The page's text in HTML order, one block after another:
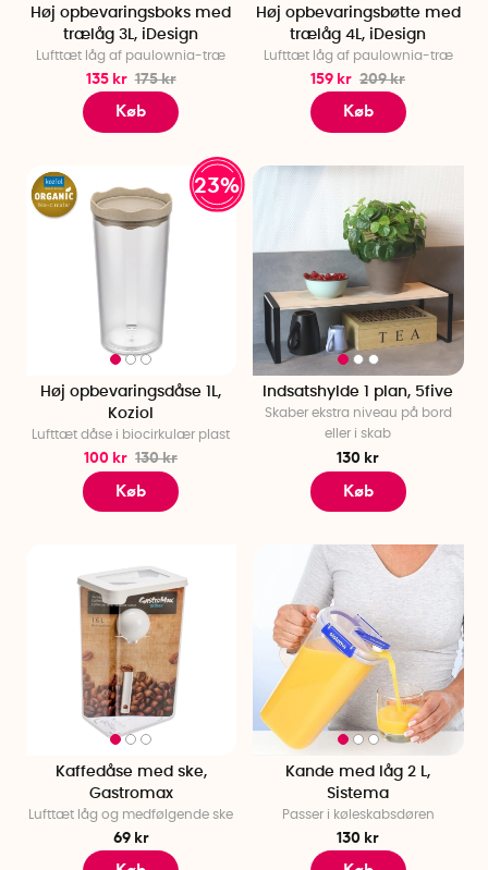
Høj opbevaringsboks med
trælåg 3L, iDesign
Lufttæt låg af paulownia-træ
135 kr 175 kr
Køb
Høj opbevaringsbøtte med
trælåg 4L, iDesign
Lufttæt låg af paulownia-træ
159 kr 209 kr
Køb
23%
Høj opbevaringsdåse 1L,
Koziol
Lufttæt dåse i biocirkulær plast
100 kr 130 kr
Køb
Indsatshylde 1 plan, 5five
Skaber ekstra niveau på bord
eller i skab
130 kr
Køb
Kaffedåse med ske,
Gastromax
Lufttæt låg og medfølgende ske
69 kr
Kande med låg 2 L,
Sistema
Passer i køleskabsdøren
130 kr